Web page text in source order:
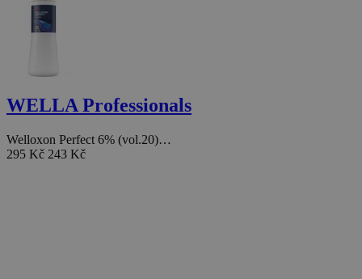
WELLA Professionals
Welloxon Perfect 6% (vol.20)…
295 Kč 243 Kč